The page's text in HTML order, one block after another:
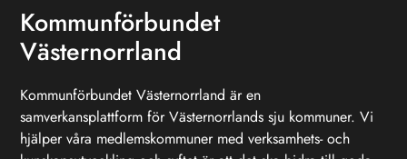
Kommunförbundet
Västernorrland
Kommunförbundet Västernorrland är en
samverkansplattform för Västernorrlands sju kommuner. Vi
hjälper våra medlemskommuner med verksamhets- och